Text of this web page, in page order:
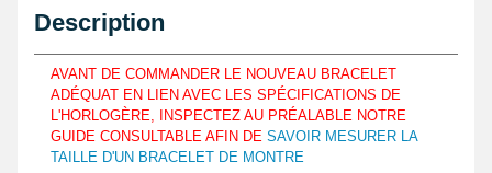
Description
AVANT DE COMMANDER LE NOUVEAU BRACELET
ADÉQUAT EN LIEN AVEC LES SPÉCIFICATIONS DE
L'HORLOGÈRE, INSPECTEZ AU PRÉALABLE NOTRE
GUIDE CONSULTABLE AFIN DE SAVOIR MESURER LA
TAILLE D'UN BRACELET DE MONTRE